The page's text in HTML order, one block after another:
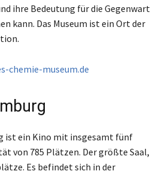
ihre Bedeutung für die Gegenwart
kann. Das Museum ist ein Ort der
chemie-museum.de
ist ein Kino mit insgesamt fünf
von 785 Plätzen. Der größte Saal,
Es befindet sich in der